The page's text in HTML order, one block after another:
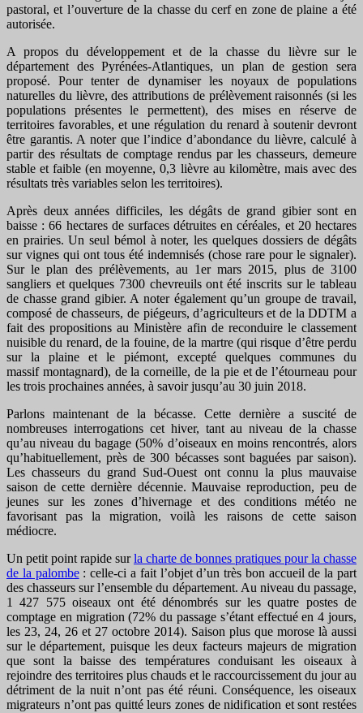
pastoral, et l’ouverture de la chasse du cerf en zone de plaine a été
autorisée.
A propos du développement et de la chasse du lièvre sur le
département des Pyrénées-Atlantiques, un plan de gestion sera
proposé. Pour tenter de dynamiser les noyaux de populations
naturelles du lièvre, des attributions de prélèvement raisonnés (si les
populations présentes le permettent), des mises en réserve de
territoires favorables, et une régulation du renard à soutenir devront
être garantis. A noter que l’indice d’abondance du lièvre, calculé à
partir des résultats de comptage rendus par les chasseurs, demeure
stable et faible (en moyenne, 0,3 lièvre au kilomètre, mais avec des
résultats très variables selon les territoires).
Après deux années difficiles, les dégâts de grand gibier sont en
baisse : 66 hectares de surfaces détruites en céréales, et 20 hectares
en prairies. Un seul bémol à noter, les quelques dossiers de dégâts
sur vignes qui ont tous été indemnisés (chose rare pour le signaler).
Sur le plan des prélèvements, au 1er mars 2015, plus de 3100
sangliers et quelques 7300 chevreuils ont été inscrits sur le tableau
de chasse grand gibier. A noter également qu’un groupe de travail,
composé de chasseurs, de piégeurs, d’agriculteurs et de la DDTM a
fait des propositions au Ministère afin de reconduire le classement
nuisible du renard, de la fouine, de la martre (qui risque d’être perdu
sur la plaine et le piémont, excepté quelques communes du
massif montagnard), de la corneille, de la pie et de l’étourneau pour
les trois prochaines années, à savoir jusqu’au 30 juin 2018.
Parlons maintenant de la bécasse. Cette dernière a suscité de
nombreuses interrogations cet hiver, tant au niveau de la chasse
qu’au niveau du bagage (50% d’oiseaux en moins rencontrés, alors
qu’habituellement, près de 300 bécasses sont baguées par saison).
Les chasseurs du grand Sud-Ouest ont connu la plus mauvaise
saison de cette dernière décennie. Mauvaise reproduction, peu de
jeunes sur les zones d’hivernage et des conditions météo ne
favorisant pas la migration, voilà les raisons de cette saison
médiocre.
Un petit point rapide surla charte de bonnes pratiques pour la chasse
de la palombe: celle-ci a fait l’objet d’un très bon accueil de la part
des chasseurs sur l’ensemble du département. Au niveau du passage,
1 427 575 oiseaux ont été dénombrés sur les quatre postes de
comptage en migration (72% du passage s’étant effectué en 4 jours,
les 23, 24, 26 et 27 octobre 2014). Saison plus que morose là aussi
sur le département, puisque les deux facteurs majeurs de migration
que sont la baisse des températures conduisant les oiseaux à
rejoindre des territoires plus chauds et le raccourcissement du jour au
détriment de la nuit n’ont pas été réuni. Conséquence, les oiseaux
migrateurs n’ont pas quitté leurs zones de nidification et sont restées